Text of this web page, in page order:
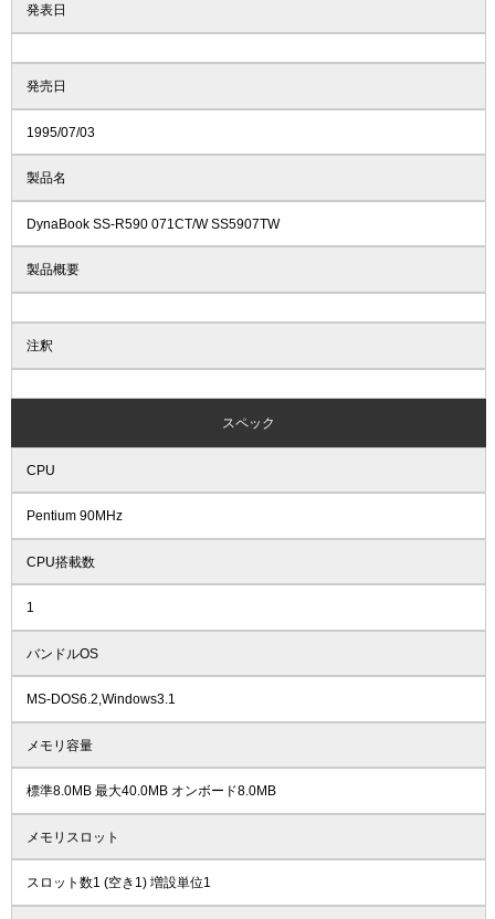
発表日
発売日
1995/07/03
製品名
DynaBook SS-R590 071CT/W SS5907TW
製品概要
注釈
スペック
CPU
Pentium 90MHz
CPU搭載数
1
バンドルOS
MS-DOS6.2,Windows3.1
メモリ容量
標準8.0MB 最大40.0MB オンボード8.0MB
メモリスロット
スロット数1 (空き1) 増設単位1